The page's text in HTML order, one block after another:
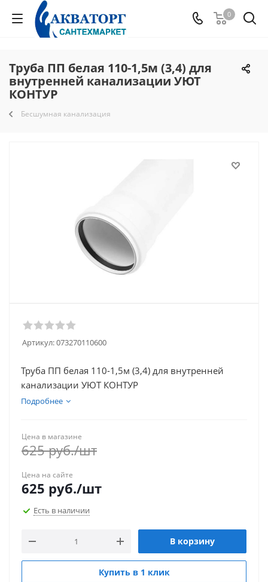
0
Труба ПП белая 110-1,5м (3,4) для
внутренней канализации УЮТ
КОНТУР
Бесшумная канализация
Артикул:073270110600
Труба ПП белая 110-1,5м (3,4) для внутренней
канализации УЮТ КОНТУР
Подробнее
Цена в магазине
625руб./шт
Цена на сайте
625 руб./шт
Есть в наличии
В корзину
Купить в 1 клик